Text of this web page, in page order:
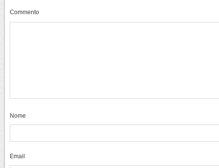
Commento
Nome
Email